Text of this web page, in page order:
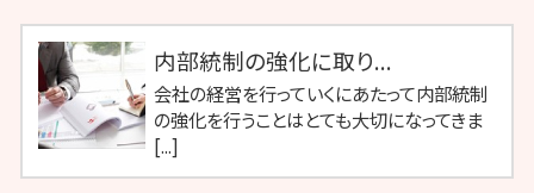
内部統制の強化に取り...
会社の経営を行っていくにあたって内部統制
の強化を行うことはとても大切になってきま
[...]